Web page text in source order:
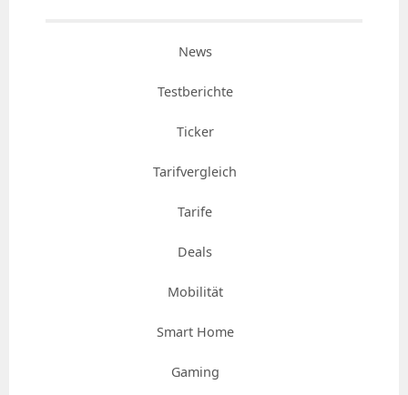
News
Testberichte
Ticker
Tarifvergleich
Tarife
Deals
Mobilität
Smart Home
Gaming